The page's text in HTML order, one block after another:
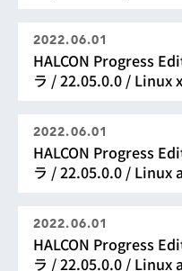
2022.06.01
HALCON Progress
ラ / 22.05.0.0 / Linux
2022.06.01
HALCON Progress
ラ / 22.05.0.0 / Linux
2022.06.01
HALCON Progress
ラ / 22.05.0.0 / Linux